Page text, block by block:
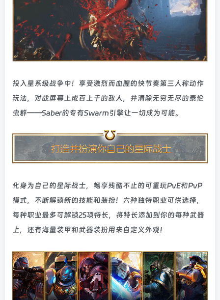
投入星系级战争中！享受激烈而血腥的快节奏第三人称动作
玩法，对战屏幕上成百上千的敌人，并清除无穷无尽的泰伦
虫群——Saber的专有Swarm引擎让一切成为可能。
化身为自己的星际战士，畅享残酷不止的可重玩PvE和PvP
模式，不断解锁新的技能和装扮！六种独特职业可供选择，
每种职业最多可解锁25项特长，将特长添加到你的每种武器
上，还有海量装甲和武器装扮用来自定义外观！